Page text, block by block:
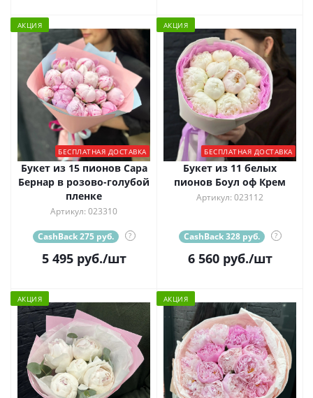
АКЦИЯ
БЕСПЛАТНАЯ ДОСТАВКА
Букет из 15 пионов Сара
Бернар в розово-голубой
пленке
Артикул: 023310
CashBack 275 руб. ?
5 495руб./шт
АКЦИЯ
БЕСПЛАТНАЯ ДОСТАВКА
Букет из 11 белых
пионов Боул оф Крем
Артикул: 023112
CashBack 328 руб. ?
6 560руб./шт
АКЦИЯ АКЦИЯ